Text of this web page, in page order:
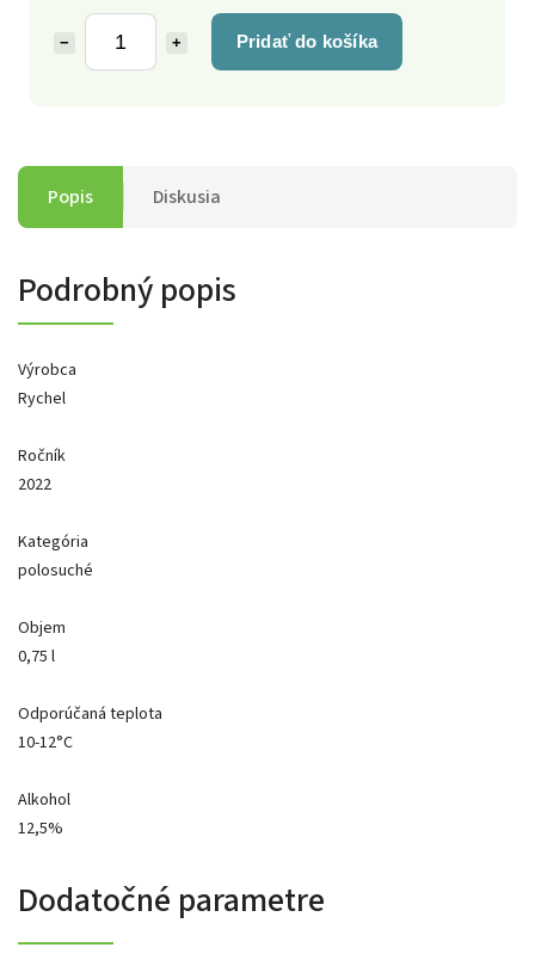
+
− Pridať do košíka
Popis Diskusia
Podrobný popis
Výrobca
Rychel
Ročník
2022
Kategória
polosuché
Objem
0,75 l
Odporúčaná teplota
10-12°C
Alkohol
12,5%
Dodatočné parametre